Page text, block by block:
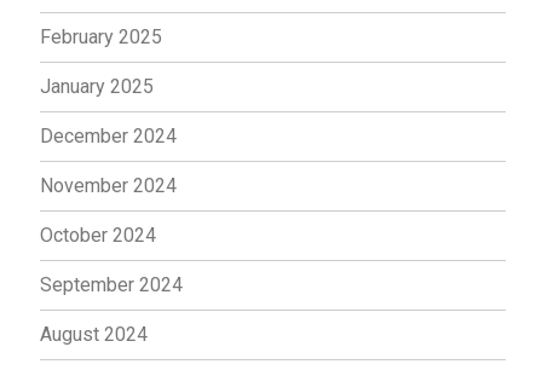
February 2025
January 2025
December 2024
November 2024
October 2024
September 2024
August 2024